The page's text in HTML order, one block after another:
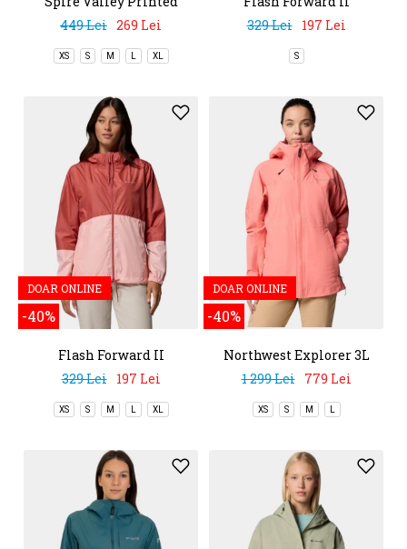
Windbreaker
449 Lei 269 Lei
XS S M L XL
Windbreaker
329 Lei 197 Lei
S
DOAR ONLINE
-40%
Flash Forward II
Windbreaker
329 Lei 197 Lei
XS S M L XL
DOAR ONLINE
-40%
Northwest Explorer 3L
Shell
1 299 Lei 779 Lei
XS S M L